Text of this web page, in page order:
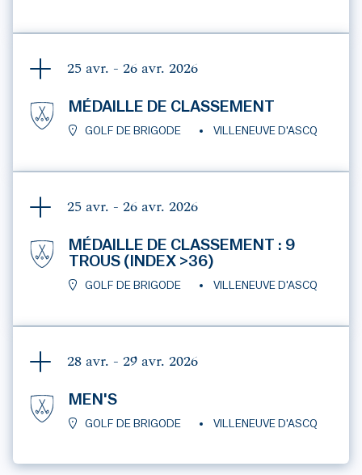
25 avr. - 26 avr. 2026
MÉDAILLE DE CLASSEMENT
GOLF DE BRIGODE VILLENEUVE D'ASCQ
25 avr. - 26 avr. 2026
MÉDAILLE DE CLASSEMENT : 9
TROUS (INDEX >36)
GOLF DE BRIGODE VILLENEUVE D'ASCQ
28 avr. - 29 avr. 2026
MEN'S
GOLF DE BRIGODE VILLENEUVE D'ASCQ